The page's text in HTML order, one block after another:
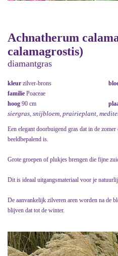
Achnatherum
calamagrostis)
diamantgras
kleur zilver-brons
familie Poaceae
hoog 90 cm
siergras, snijbloem, prairieplant,
Een elegant doorbuigend gras dat in de
beeldbepalend is.
Grote groepen of plukjes brengen die fijne
Dit is ideaal uitgangsmateriaal voor je
De aanvankelijk zilveren aren worden na de
blijven dat tot de winter.